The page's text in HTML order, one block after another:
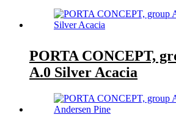
PORTA CONCEPT,
A.0 Silver Acacia